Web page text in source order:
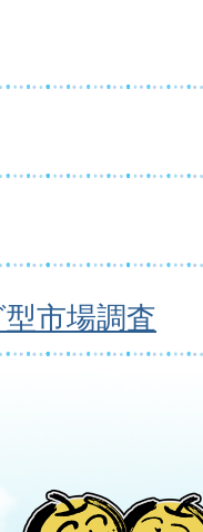
市場調査